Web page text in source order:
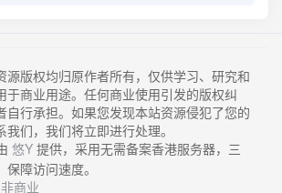
源版权均归原作者所有，仅供学习、研究和
于商业用途。任何商业使用引发的版权纠
自行承担。如果您发现本站资源侵犯了您的
们，我们将立即进行处理。
悠Y 提供，采用无需备案香港服务器，三
障访问速度。